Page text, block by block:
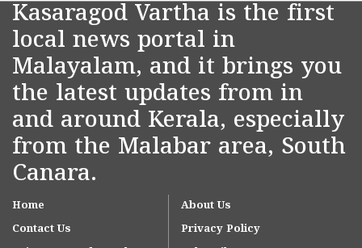
Kasaragod Vartha is the first
local news portal in
Malayalam, and it brings you
the latest updates from in
and around Kerala, especially
from the Malabar area, South
Canara.
Home
About Us
Contact Us
Privacy Policy